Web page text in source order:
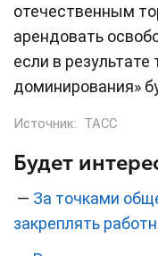
отечественным
арендовать
если в результате
доминирования»
Источник: ТАСС
Будет
— За точками
закреплять